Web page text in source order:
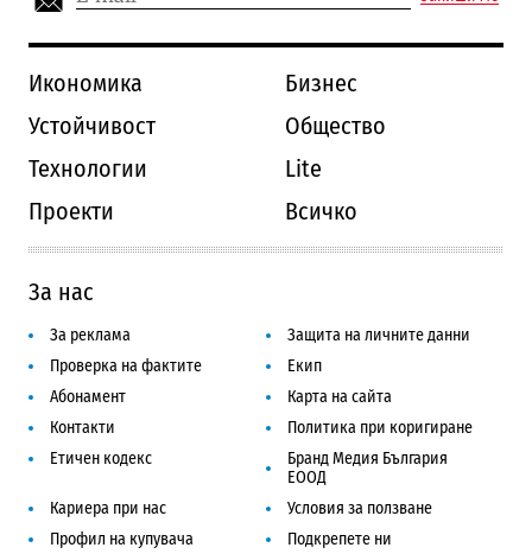
Икономика
Бизнес
Устойчивост
Общество
Технологии
Lite
Проекти
Всичко
За нас
За реклама
Защита на личните данни
Проверка на фактите
Екип
Абонамент
Карта на сайта
Контакти
Политика при коригиране
Етичен кодекс
Бранд Медия България
ЕООД
Кариера при нас
Условия за ползване
Профил на купувача
Подкрепете ни